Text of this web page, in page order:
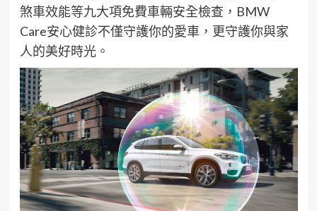
煞車效能等九大項免費車輛安全檢查，BMW
Care安心健診不僅守護你的愛車，更守護你與家
人的美好時光。